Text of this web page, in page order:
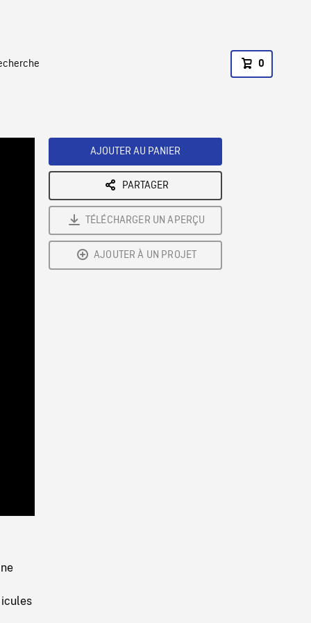
0
Rate
AJOUTER AU PANIER
PARTAGER
TÉLÉCHARGER UN APERÇU
AJOUTER À UN PROJET